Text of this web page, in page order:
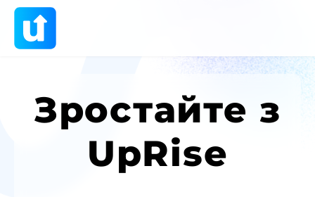
Зростайте з
UpRise
щоб отримати